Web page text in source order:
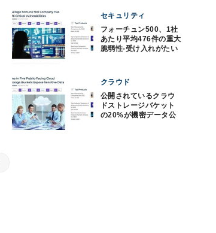
セキュリティ
フォーチュン500、1社
あたり平均476件の重大
脆弱性-受け入れがたい
クラウド
公開されているクラウ
ドストレージバケット
の20%が機密データ公